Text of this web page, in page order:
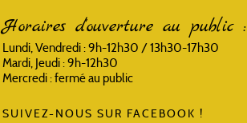
Horaires d'ouverture au public :
Lundi, Vendredi : 9h-12h30 / 13h30-17h30
Mardi, Jeudi : 9h-12h30
Mercredi : fermé au public
SUIVEZ-NOUS SUR FACEBOOK !